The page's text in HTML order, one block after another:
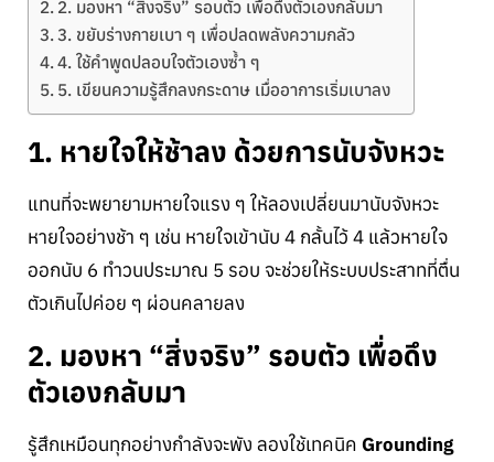
2. มองหา “สิ่งจริง” รอบตัว เพื่อดึงตัวเองกลับมา
3. ขยับร่างกายเบา ๆ เพื่อปลดพลังความกลัว
4. ใช้คำพูดปลอบใจตัวเองซ้ำ ๆ
5. เขียนความรู้สึกลงกระดาษ เมื่ออาการเริ่มเบาลง
1. หายใจให้ช้าลง ด้วยการนับจังหวะ
แทนที่จะพยายามหายใจแรง ๆ ให้ลองเปลี่ยนมานับจังหวะ
หายใจอย่างช้า ๆ เช่น หายใจเข้านับ 4 กลั้นไว้ 4 แล้วหายใจ
ออกนับ 6 ทำวนประมาณ 5 รอบ จะช่วยให้ระบบประสาทที่ตื่น
ตัวเกินไปค่อย ๆ ผ่อนคลายลง
2. มองหา “สิ่งจริง” รอบตัว เพื่อดึง
ตัวเองกลับมา
รู้สึกเหมือนทุกอย่างกำลังจะพัง ลองใช้เทคนิค Grounding